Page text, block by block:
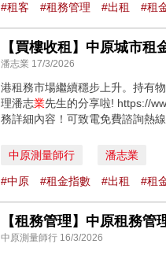
#租客 #租務管理 #出租 #租
潘志業 17/3/2026
港租務市場繼續穩步上升。持有物
理潘志業先生的分享啦! https://
務詳細內容！可致電免費諮詢熱
中原測量師行 潘志業
#中原 #租金指數 #出租 #租
【租務管理】中原租務管
中原測量師行 16/3/2026